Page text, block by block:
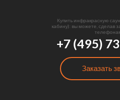
Купить инфракрасную
кабину): вы можете, сделав
+7 (495)
Заказать